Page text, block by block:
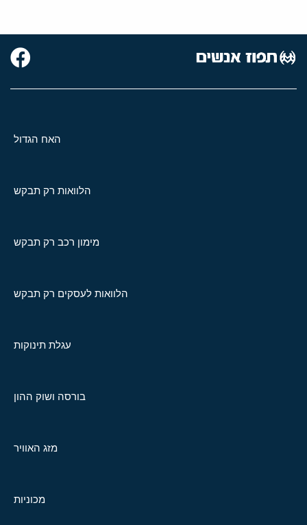
האח הגדול
הלוואות רק תבקש
מימון רכב רק תבקש
הלוואות לעסקים רק תבקש
עגלת תינוקות
בורסה ושוק ההון
מזג האוויר
מכוניות